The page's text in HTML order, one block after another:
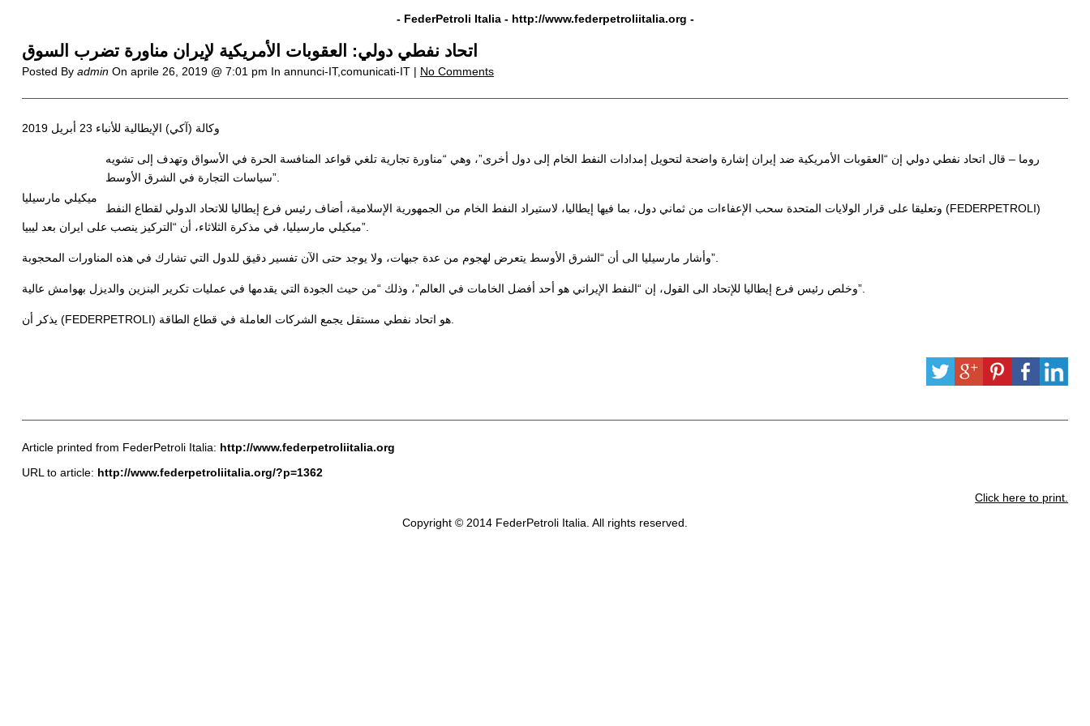
- FederPetroli Italia - http://www.federpetroliitalia.org -
اتحاد نفطي دولي: العقوبات الأمريكية لإيران مناورة تضرب السوق
Posted By adminOn aprile 26, 2019 @ 7:01 pm In annunci-IT,comunicati-IT | No Comments
وكالة (آكي) الإيطالية للأنباء 23 أبريل 2019
ميكيلي مارسيليا
روما – قال اتحاد نفطي دولي إن “العقوبات الأمريكية ضد إيران إشارة واضحة لتحويل إمدادات النفط الخام إلى دول أخرى”، وهي “مناورة تجارية تلغي قواعد المنافسة الحرة في الأسواق وتهدف إلى تشويه
سياسات التجارة في الشرق الأوسط”.
وتعليقا على قرار الولايات المتحدة سحب الإعفاءات من ثماني دول، بما فيها إيطاليا، لاستيراد النفط الخام من الجمهورية الإسلامية، أضاف رئيس فرع إيطاليا للاتحاد الدولي لقطاع النفط (FEDERPETROLI)
ميكيلي مارسيليا، في مذكرة الثلاثاء، أن “التركيز ينصب على ايران بعد ليبيا”.
وأشار مارسيليا الى أن “الشرق الأوسط يتعرض لهجوم من عدة جبهات، ولا يوجد حتى الآن تفسير دقيق للدول التي تشارك في هذه المناورات المحجوبة”.
وخلص رئيس فرع إيطاليا للإتحاد الى القول، إن “النفط الإيراني هو أحد أفضل الخامات في العالم”، وذلك “من حيث الجودة التي يقدمها في عمليات تكرير البنزين والديزل بهوامش عالية”.
يذكر أن (FEDERPETROLI) هو اتحاد نفطي مستقل يجمع الشركات العاملة في قطاع الطاقة.
Article printed from FederPetroli Italia: http://www.federpetroliitalia.org
URL to article: http://www.federpetroliitalia.org/?p=1362
Click here to print.
Copyright © 2014 FederPetroli Italia. All rights reserved.